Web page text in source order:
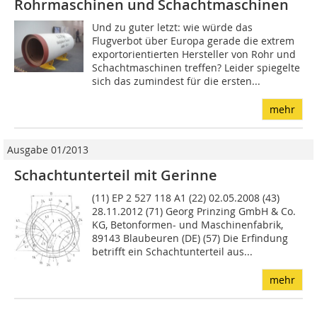
Rohrmaschinen und Schachtmaschinen
Und zu guter letzt: wie würde das
Flugverbot über Europa gerade die extrem
exportorientierten Hersteller von Rohr und
Schachtmaschinen treffen? Leider spiegelte
sich das zumindest für die ersten...
mehr
Ausgabe 01/2013
Schachtunterteil mit Gerinne
(11) EP 2 527 118 A1 (22) 02.05.2008 (43)
28.11.2012 (71) Georg Prinzing GmbH & Co.
KG, Betonformen- und Maschinenfabrik,
89143 Blaubeuren (DE) (57) Die Erfindung
betrifft ein Schachtunterteil aus...
mehr